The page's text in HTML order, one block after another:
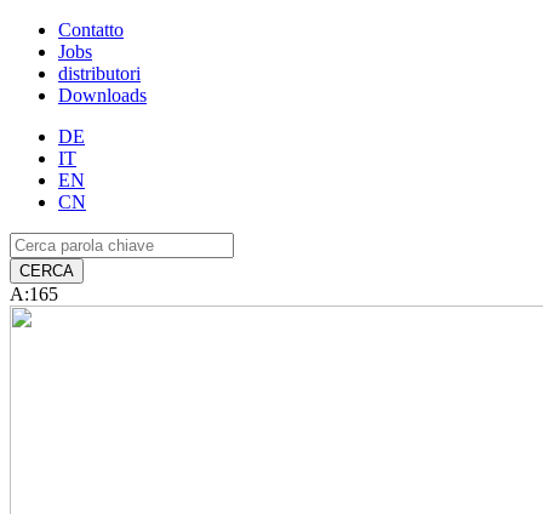
Contatto
Jobs
distributori
Downloads
DE
IT
EN
CN
A:165